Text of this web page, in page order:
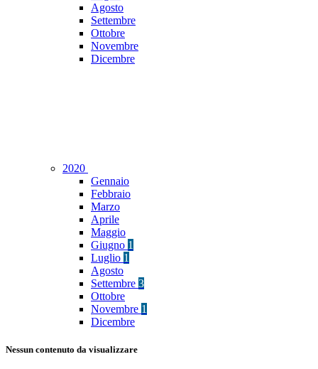
Agosto
Settembre
Ottobre
Novembre
Dicembre
2020
Gennaio
Febbraio
Marzo
Aprile
Maggio
Giugno 1
Luglio 1
Agosto
Settembre 3
Ottobre
Novembre 1
Dicembre
Nessun contenuto da visualizzare